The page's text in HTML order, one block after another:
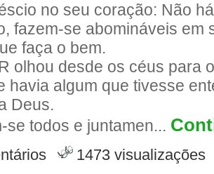
no seu coração: Não
fazem-se abomináveis em
faça o bem.
olhou desde os céus para
havia algum que tivesse
Deus.
se todos e juntamen...
1473 visualizações